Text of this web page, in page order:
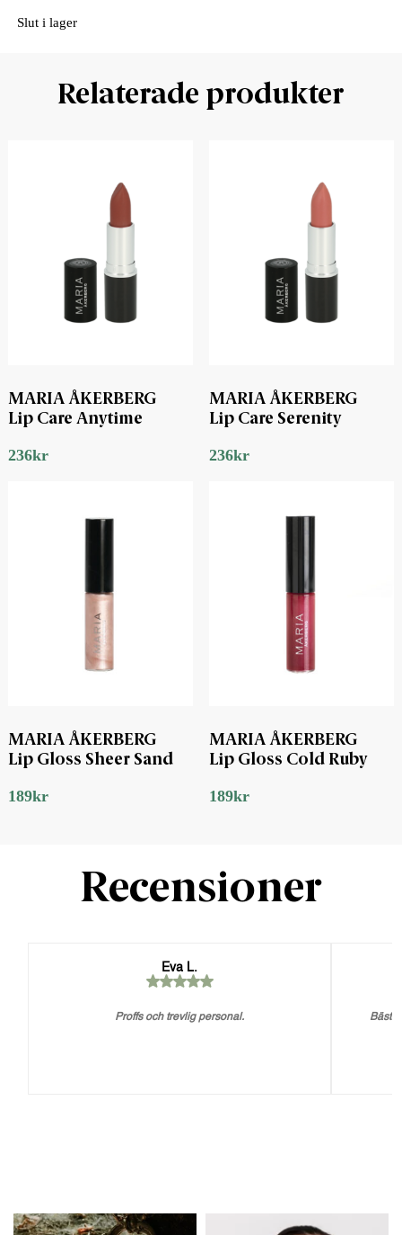
Slut i lager
Relaterade produkter
MARIA ÅKERBERG
Lip Care Anytime
236kr
MARIA ÅKERBERG
Lip Care Serenity
236kr
MARIA ÅKERBERG
Lip Gloss Sheer Sand
189kr
MARIA ÅKERBERG
Lip Gloss Cold Ruby
189kr
Recensioner
Eva L.
Proffs och trevlig personal. Bästa